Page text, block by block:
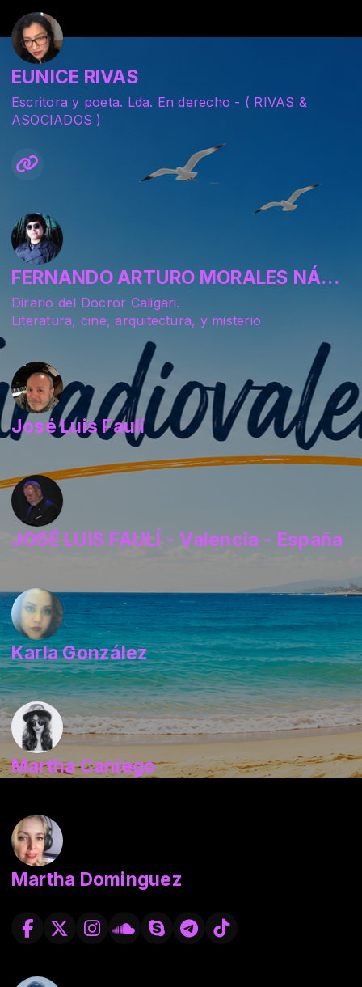
EUNICE RIVAS
Escritora y poeta. Lda. En derecho - ( RIVAS &
ASOCIADOS )
FERNANDO ARTURO MORALES NÁJERA
Dirario del Docror Caligari.
Literatura, cine, arquitectura, y misterio
José Luis Faulí
JOSÉ LUIS FAULÍ - Valencia - España
Karla González
Martha Caniego
Martha Dominguez